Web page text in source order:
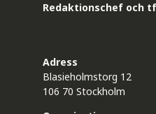
Redaktionschef och
Adress
Blasieholmstorg 12
106 70 Stockholm